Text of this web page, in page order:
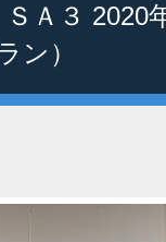
Ａ３ 2020
ン）